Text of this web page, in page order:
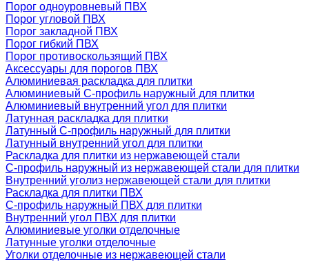
Порог одноуровневый ПВХ
Порог угловой ПВХ
Порог закладной ПВХ
Порог гибкий ПВХ
Порог противоскользящий ПВХ
Аксессуары для порогов ПВХ
Алюминиевая раскладка для плитки
Алюминиевый С-профиль наружный для плитки
Алюминиевый внутренний угол для плитки
Латунная раскладка для плитки
Латунный С-профиль наружный для плитки
Латунный внутренний угол для плитки
Раскладка для плитки из нержавеющей стали
С-профиль наружный из нержавеющей стали для плитки
Внутренний уголиз нержавеющей стали для плитки
Раскладка для плитки ПВХ
С-профиль наружный ПВХ для плитки
Внутренний угол ПВХ для плитки
Алюминиевые уголки отделочные
Латунные уголки отделочные
Уголки отделочные из нержавеющей стали